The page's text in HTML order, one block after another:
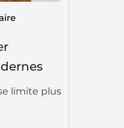
limite plus